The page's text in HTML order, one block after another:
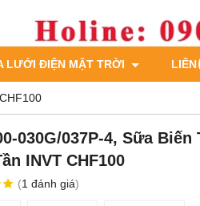
LƯỚI ĐIỆN MẶT TRỜI LIÊN
030G/037P-4, Sữa
INVT CHF100
(1 đánh giá)